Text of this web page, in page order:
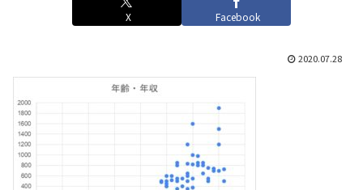
X Facebook
2020.07.28